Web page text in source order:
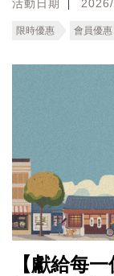
活動日期
限時優惠 會員優惠
【獻給每